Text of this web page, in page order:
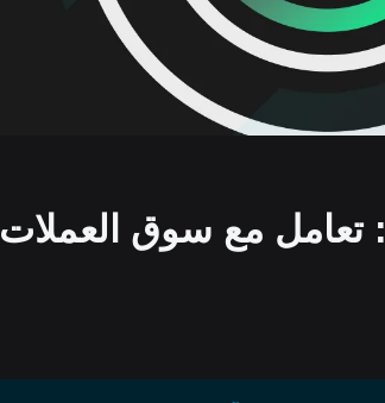
منصة PoolX من Bitget: تعامل مع سوق العملات